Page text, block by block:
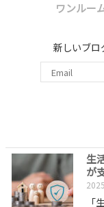
ワンルー
生
が
新しいブロ